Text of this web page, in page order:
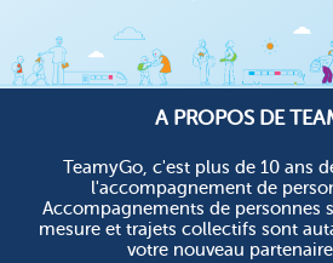
A PROPOS DE
TeamyGo, c'est plus de 10 ans
l'accompagnement de
Accompagnements de personnes
mesure et trajets collectifs sont
votre nouveau